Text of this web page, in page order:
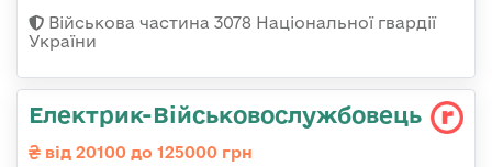
Військова частина 3078 Національної гвардії
України
Електрик-Військовослужбовець
від 20100 до 125000 грн